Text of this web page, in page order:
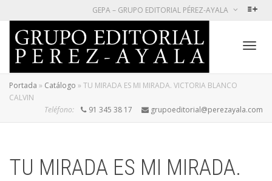
GEPA – GRUPO EDITORIAL PÉREZ-AYALA
Portada » Catálogo » TU MIRADA ES MI MIRADA. VICTORIA BLANCO
CALVIN
Teléfono:
91 345 38 17 grupoeditorial@perezayala.com
TU MIRADA ES MI MIRADA.